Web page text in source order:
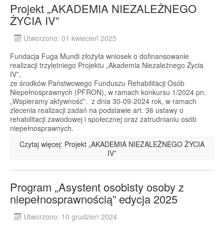
Projekt „AKADEMIA NIEZALEŻNEGO
ŻYCIA IV”
Utworzono: 01 kwiecień 2025
Fundacja Fuga Mundi złożyła wniosek o dofinansowanie
realizacji trzyletniego Projektu „Akademia Niezależnego Życia
IV”,
ze środków Państwowego Funduszu Rehabilitacji Osób
Niepełnosprawnych (PFRON), w ramach konkursu 1/2024 pn.
„Wspieramy aktywność”. z dnia 30-09-2024 rok, w ramach
zlecenia realizacji zadań na podstawie art. 36 ustawy o
rehabilitacji zawodowej i społecznej oraz zatrudnianiu osób
niepełnosprawnych.
Czytaj więcej: Projekt „AKADEMIA NIEZALEŻNEGO ŻYCIA
IV”
Program „Asystent osobisty osoby z
niepełnosprawnością” edycja 2025
Utworzono: 10 grudzień 2024